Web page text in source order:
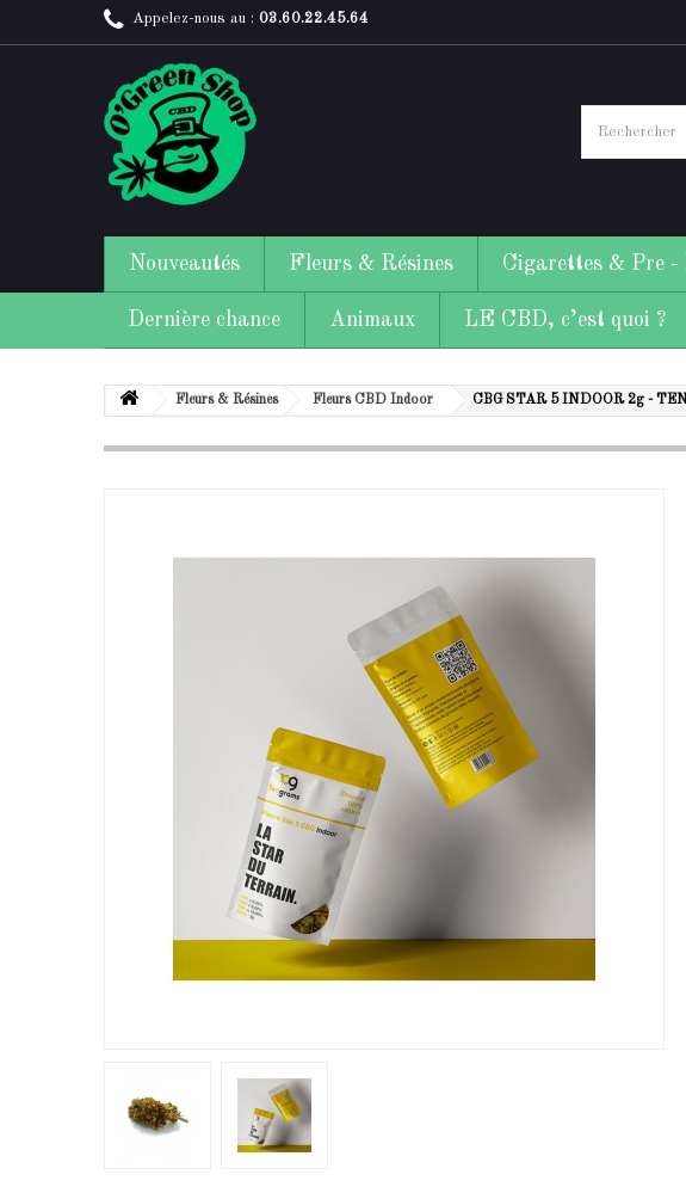
Appelez-nous au : 03.60.22.45.64
Nouveautés Fleurs & Résines Cigarettes & Pre -
Dernière chance Animaux LE CBD, c’est quoi ?
Fleurs & Résines Fleurs CBD Indoor CBG STAR 5 INDOOR 2g -